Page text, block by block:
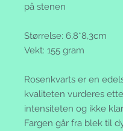
på stenen
Størrelse: 6,8*8,3cm
Vekt: 155 gram
Rosenkvarts er en
kvaliteten vurderes
intensiteten og ikke
Fargen går fra blek til